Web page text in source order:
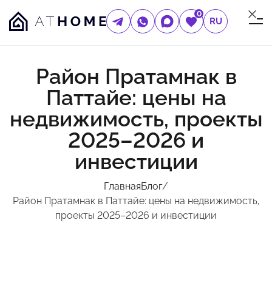
0
RU
Район Пратамнак в
Паттайе: цены на
недвижимость, проекты
2025–2026 и
инвестиции
ГлавнаяБлог/
Район Пратамнак в Паттайе: цены на недвижимость,
проекты 2025–2026 и инвестиции